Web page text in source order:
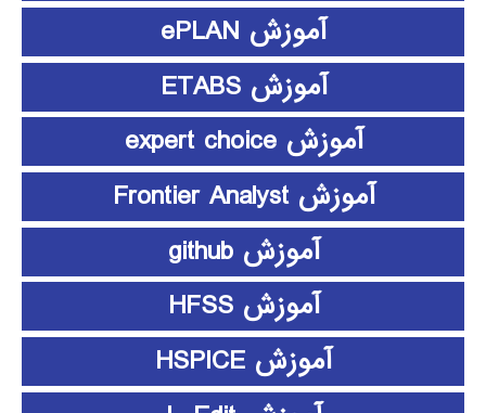
آموزش ePLAN
آموزش ETABS
آموزش expert choice
آموزش Frontier Analyst
آموزش github
آموزش HFSS
آموزش HSPICE